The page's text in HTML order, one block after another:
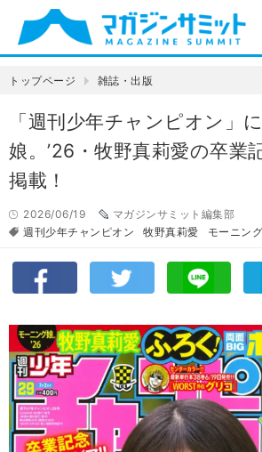
トップページ 雑誌・出版
「週刊少年チャンピオン」
娘。’26・牧野真莉愛の卒業
掲載！
2026/06/19
マガジンサミット編集部
週刊少年チャンピオン
牧野真莉愛 モーニン